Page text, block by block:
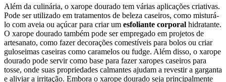
Além da culinária, o xarope dourado tem várias aplicações criativas.
Pode ser utilizado em tratamentos de beleza caseiros, como misturá-
lo com aveia ou açúcar para criar um esfoliante corporal hidratante.
O xarope dourado também pode ser empregado em projetos de
artesanato, como fazer decorações comestíveis para bolos ou criar
guloseimas caseiras como caramelos ou fudge. Além disso, o xarope
dourado pode servir como base para fazer xaropes caseiros para
tosse, onde suas propriedades calmantes ajudam a revestir a garganta
e aliviar a irritação. Embora o xarope dourado seja principalmente